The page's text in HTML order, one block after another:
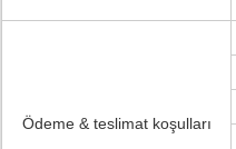
Ödeme & teslimat koşulları